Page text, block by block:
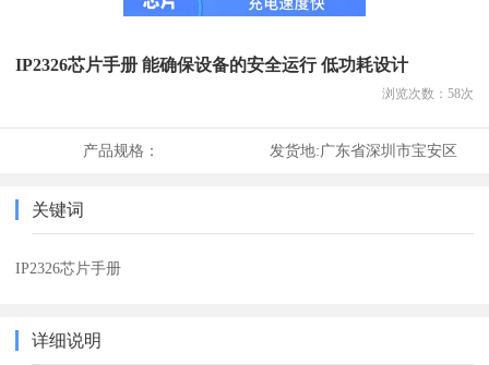
IP2326芯片手册 能确保设备的安全运行 低功耗设计
浏览次数： 58次
产品规格： 发货地:广东省深圳市宝安区
关键词
IP2326芯片手册
详细说明